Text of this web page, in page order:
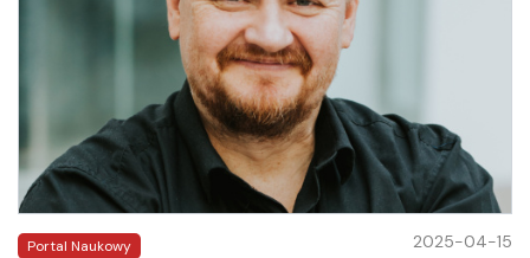
Portal Naukowy 2025-04-15